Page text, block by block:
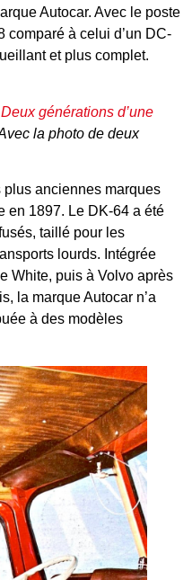
Autocar. Avec le poste
comparé à celui d’un DC-
et plus complet.
Deux générations d’une
la photo de deux
plus anciennes marques
en 1897. Le DK-64 a été
taillé pour les
lourds. Intégrée
White, puis à Volvo après
la marque Autocar n’a
à des modèles